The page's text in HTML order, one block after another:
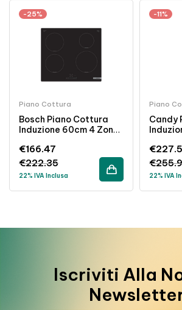
-25%
Piano Cottura
Bosch Piano Cottura
Induzione 60cm 4 Zone
Touch 4600W Incasso
€222.35
€166.47
22% IVA Inclusa
-11%
Piano
Candy
€
€
22% IVA
Iscriviti Alla